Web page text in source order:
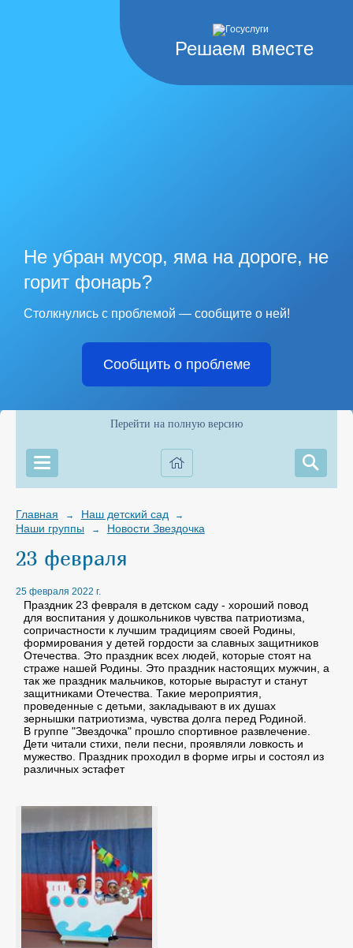
Решаем вместе
Не убран мусор, яма на дороге, не
горит фонарь?
Столкнулись с проблемой — сообщите о ней!
Сообщить о проблеме
Перейти на полную версию
Главная → Наш детский сад →
Наши группы → Новости Звездочка
23 февраля
25 февраля 2022 г.
Праздник 23 февраля в детском саду - хороший повод
для воспитания у дошкольников чувства патриотизма,
сопричастности к лучшим традициям своей Родины,
формирования у детей гордости за славных защитников
Отечества. Это праздник всех людей, которые стоят на
страже нашей Родины. Это праздник настоящих мужчин, а
так же праздник мальчиков, которые вырастут и станут
защитниками Отечества. Такие мероприятия,
проведенные с детьми, закладывают в их душах
зернышки патриотизма, чувства долга перед Родиной.
В группе "Звездочка" прошло спортивное развлечение.
Дети читали стихи, пели песни, проявляли ловкость и
мужество. Праздник проходил в форме игры и состоял из
различных эстафет